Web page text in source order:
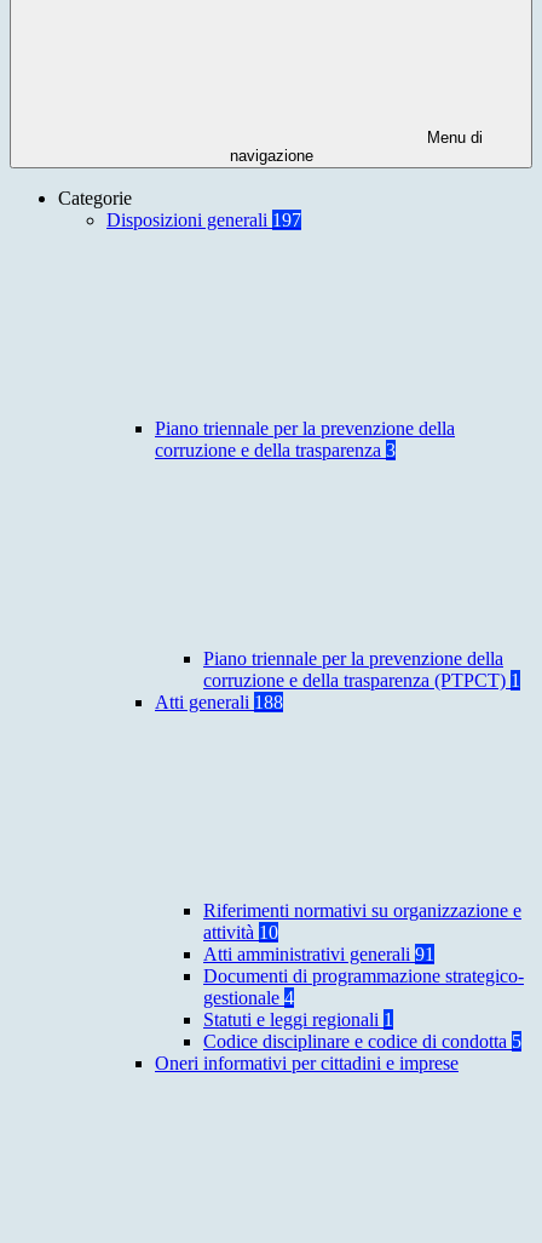
Menu di
navigazione
Categorie
Disposizioni generali 197
Piano triennale per la prevenzione della
corruzione e della trasparenza 3
Piano triennale per la prevenzione della
corruzione e della trasparenza (PTPCT) 1
Atti generali 188
Riferimenti normativi su organizzazione e
attività 10
Atti amministrativi generali 91
Documenti di programmazione strategico-
gestionale 4
Statuti e leggi regionali 1
Codice disciplinare e codice di condotta 5
Oneri informativi per cittadini e imprese